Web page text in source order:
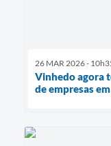
26 MAR 2026 -
Vinhedo agora
de empresas